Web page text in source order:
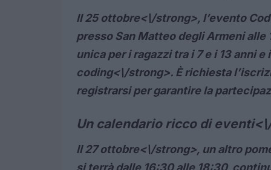
Il25 ottobre<\/strong>, l’evento
presso San Matteo degli Armeni
unica per i ragazzi tra i 7 e i 13 anni
coding<\/strong>. È richiesta
registrarsi per garantire la
Un calendario ricco di
Il27 ottobre<\/strong>, un altro